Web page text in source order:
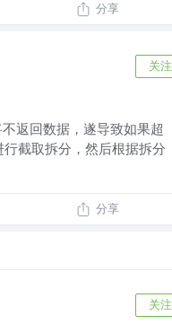
分享
关注
返回数据，遂导致如果超
截取拆分，然后根据拆分
分享
关注